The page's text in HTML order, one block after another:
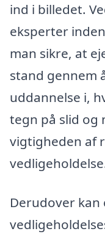
ind i billedet.
eksperter
man sikre, at
stand gennem
uddannelse i,
tegn på slid og
vigtigheden af
Derudover